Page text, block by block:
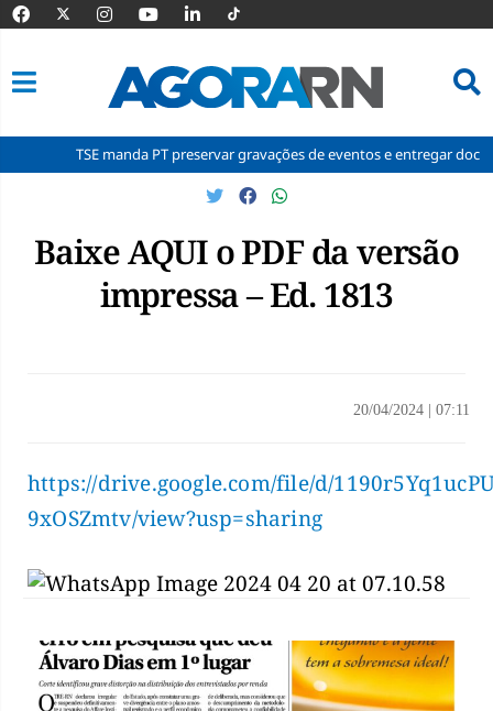
TSE manda PT preservar gravações de eventos e entregar
conteúdo
Baixe AQUI o PDF da versão
impressa – Ed. 1813
20/04/2024 07:11
https://drive.google.com/file/d/
9xOSZmtv/view?usp=sharing